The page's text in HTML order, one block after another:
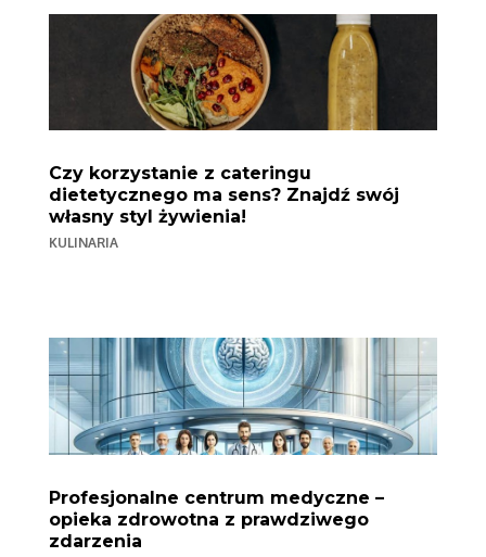
Czy korzystanie z cateringu
dietetycznego ma sens? Znajdź swój
własny styl żywienia!
KULINARIA
Profesjonalne centrum medyczne –
opieka zdrowotna z prawdziwego
zdarzenia